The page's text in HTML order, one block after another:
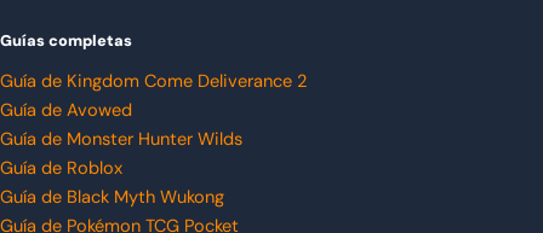
Guías completas
Guía de Kingdom Come Deliverance 2
Guía de Avowed
Guía de Monster Hunter Wilds
Guía de Roblox
Guía de Black Myth Wukong
Guía de Pokémon TCG Pocket